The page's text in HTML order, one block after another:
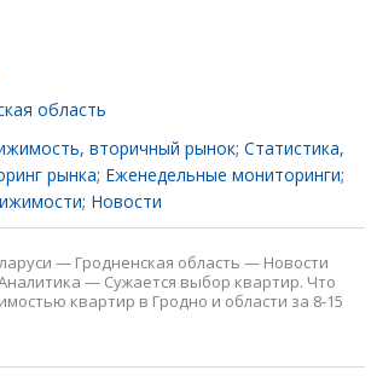
область
вторичный рынок; Статистика,
рынка; Еженедельные мониторинги;
; Новости
— Гродненская область — Новости
— Сужается выбор квартир. Что
квартир в Гродно и области за 8-15